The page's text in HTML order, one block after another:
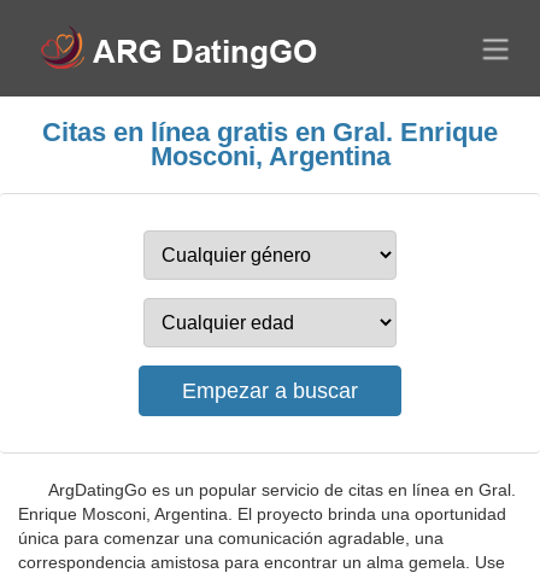
Citas en línea gratis en Gral. Enrique
Mosconi, Argentina
ArgDatingGo es un popular servicio de citas en línea en Gral.
Enrique Mosconi, Argentina. El proyecto brinda una oportunidad
única para comenzar una comunicación agradable, una
correspondencia amistosa para encontrar un alma gemela. Use